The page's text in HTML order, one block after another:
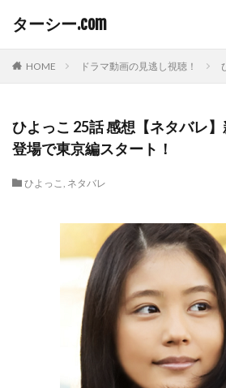
ターシー.com
HOME ドラマ動画の見逃し視聴！
ひよっこ 25話 感想【ネタバレ
登場で東京編スタート！
ひよっこ , ネタバレ